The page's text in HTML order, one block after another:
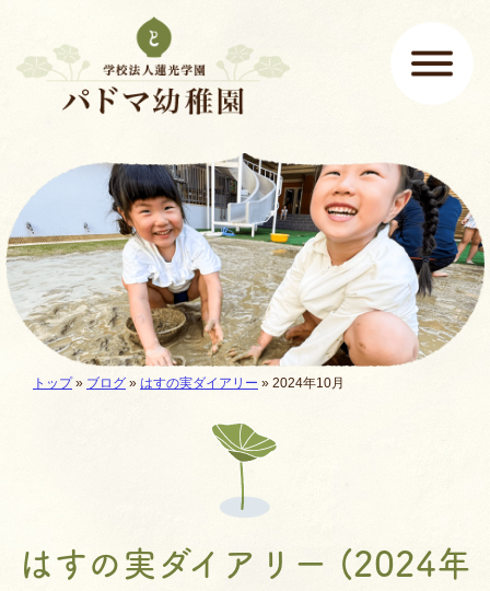
メインメニュー
ここから本文です。
現在地:
トップ» ブログ » はすの実ダイアリー » 2024年10月
はすの実ダイアリー (2024年